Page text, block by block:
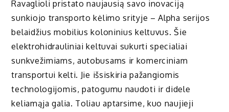
Ravaglioli pristato naujausią savo inovaciją
sunkiojo transporto kėlimo srityje – Alpha serijos
belaidžius mobilius koloninius keltuvus. Šie
elektrohidrauliniai keltuvai sukurti specialiai
sunkvežimiams, autobusams ir komerciniam
transportui kelti. Jie išsiskiria pažangiomis
technologijomis, patogumu naudoti ir didele
keliamąja galia. Toliau aptarsime, kuo naujieji